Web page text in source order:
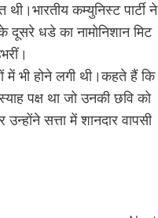
कम्युनिस्ट पार्टी ने
दूसरे धडे का नामोनिशान मिट
में भी होने लगी थी।कहते हैं कि
पक्ष था जो उनकी छवि को
सत्ता में शानदार वापसी